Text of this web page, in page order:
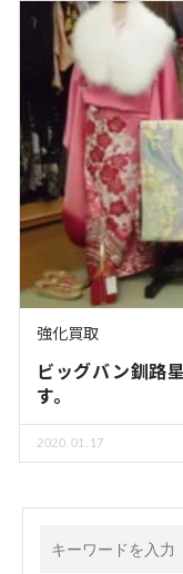
強化買取
ビッグバン釧路
す。
2020.01.17